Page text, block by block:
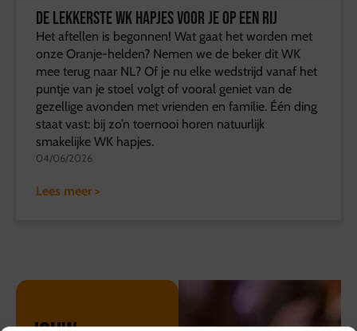
De lekkerste WK hapjes voor je op een rij
Het aftellen is begonnen! Wat gaat het worden met
onze Oranje-helden? Nemen we de beker dit WK
mee terug naar NL? Of je nu elke wedstrijd vanaf het
puntje van je stoel volgt of vooral geniet van de
gezellige avonden met vrienden en familie. Één ding
staat vast: bij zo’n toernooi horen natuurlijk
smakelijke WK hapjes.
04/06/2026
Lees meer >